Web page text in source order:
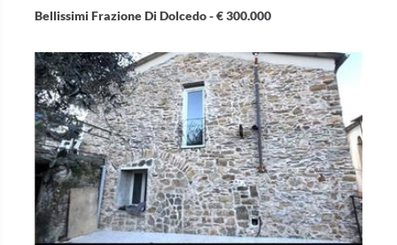
Bellissimi Frazione Di Dolcedo -€ 300.000